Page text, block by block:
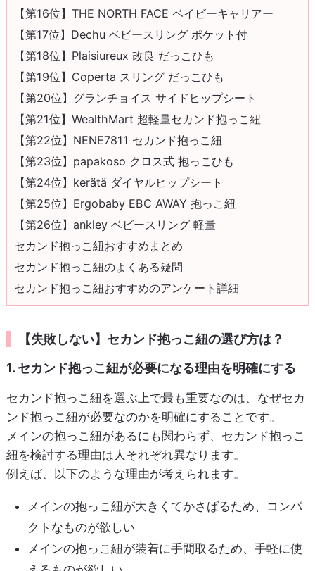
【第16位】THE NORTH FACE ベイビーキャリアー
【第17位】Dechu ベビースリング ポケット付
【第18位】Plaisiureux 改良 だっこひも
【第19位】Coperta スリング だっこひも
【第20位】グランチョイス サイドヒップシート
【第21位】WealthMart 超軽量セカンド抱っこ紐
【第22位】NENE7811 セカンド抱っこ紐
【第23位】papakoso クロス式 抱っこひも
【第24位】kerätä ダイヤルヒップシート
【第25位】Ergobaby EBC AWAY 抱っこ紐
【第26位】ankley ベビースリング 軽量
セカンド抱っこ紐おすすめまとめ
セカンド抱っこ紐のよくある疑問
セカンド抱っこ紐おすすめのアンケート詳細
【失敗しない】セカンド抱っこ紐の選び方は？
1. セカンド抱っこ紐が必要になる理由を明確にする
セカンド抱っこ紐を選ぶ上で最も重要なのは、なぜセカ
ンド抱っこ紐が必要なのかを明確にすることです。
メインの抱っこ紐があるにも関わらず、セカンド抱っこ
紐を検討する理由は人それぞれ異なります。
例えば、以下のような理由が考えられます。
メインの抱っこ紐が大きくてかさばるため、コンパ
クトなものが欲しい
メインの抱っこ紐が装着に手間取るため、手軽に使